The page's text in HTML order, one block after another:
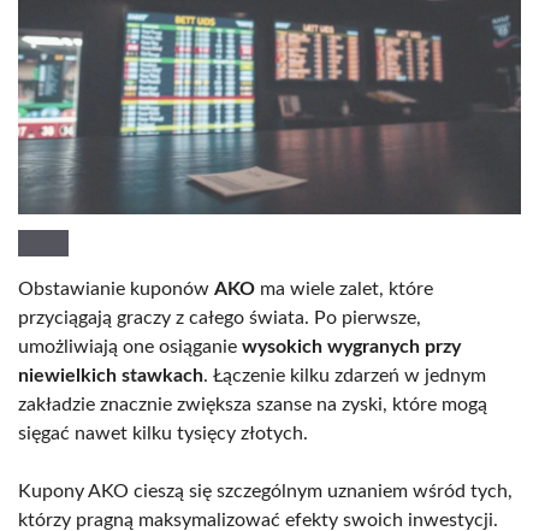
Obstawianie kuponów AKO ma wiele zalet, które
przyciągają graczy z całego świata. Po pierwsze,
umożliwiają one osiąganie wysokich wygranych przy
niewielkich stawkach. Łączenie kilku zdarzeń w jednym
zakładzie znacznie zwiększa szanse na zyski, które mogą
sięgać nawet kilku tysięcy złotych.
Kupony AKO cieszą się szczególnym uznaniem wśród tych,
którzy pragną maksymalizować efekty swoich inwestycji.